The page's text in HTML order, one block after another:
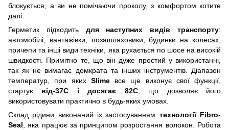
блокується, а ви не помічаючи проколу, з комфортом котите
далі.
Герметик підходить для наступних видів транспорту:
автомобілі, вантажівки, позашляховики, будинки на колесах,
причепи та інші види техніки, яка рухається по шосе на високій
швидкості. Примітно те, що він дуже простий у використанні,
так як не вимагає домкрата та інших інструментів. Діапазон
температур, при яких Slimeвсе ще виконує свої функції,
стартує від-37C і досягає 82C, що дозволяє його
використовувати практично в будь-яких умовах.
Склад рідини виконаний із застосуванням технології Fibro-
Seal , яка працює за принципом розростання волокон. Робота